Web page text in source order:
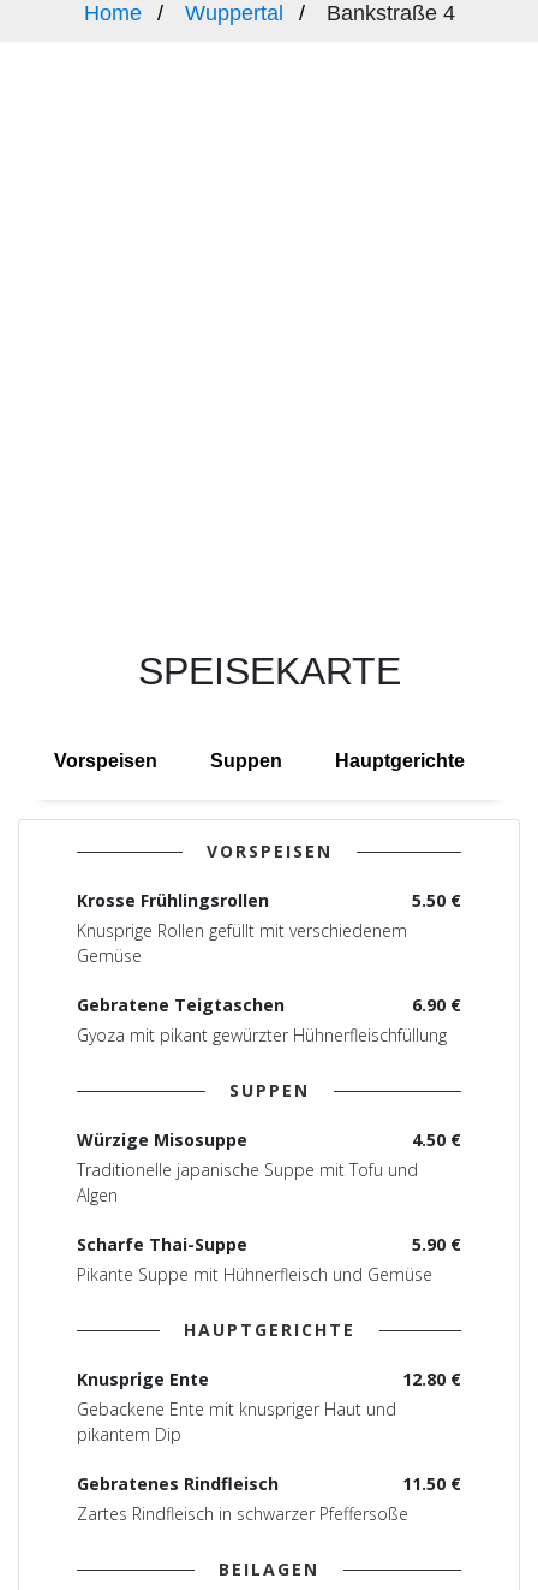
Home Wuppertal Bankstraße 4
SPEISEKARTE
Vorspeisen Suppen Hauptgerichte
VORSPEISEN
5.50 €
Krosse Frühlingsrollen
Knusprige Rollen gefüllt mit verschiedenem
Gemüse
6.90 €
Gebratene Teigtaschen
Gyoza mit pikant gewürzter Hühnerfleischfüllung
SUPPEN
4.50 €
Würzige Misosuppe
Traditionelle japanische Suppe mit Tofu und
Algen
5.90 €
Scharfe Thai-Suppe
Pikante Suppe mit Hühnerfleisch und Gemüse
HAUPTGERICHTE
12.80 €
Knusprige Ente
Gebackene Ente mit knuspriger Haut und
pikantem Dip
11.50 €
Gebratenes Rindfleisch
Zartes Rindfleisch in schwarzer Pfeffersoße
BEILAGEN